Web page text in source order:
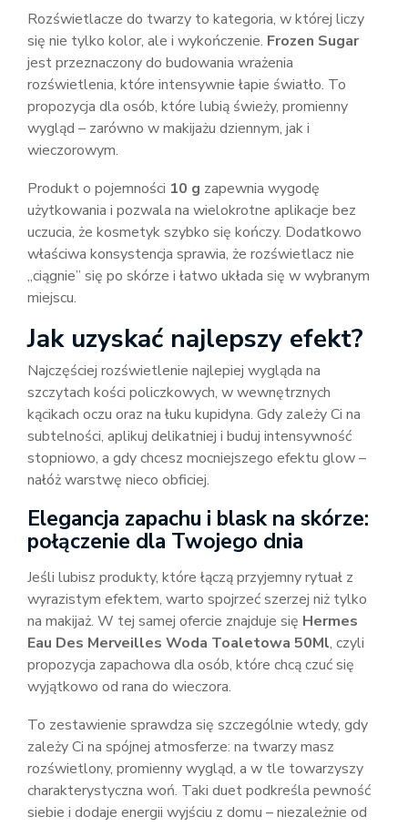
Rozświetlacze do twarzy to kategoria, w której liczy
się nie tylko kolor, ale i wykończenie. Frozen Sugar
jest przeznaczony do budowania wrażenia
rozświetlenia, które intensywnie łapie światło. To
propozycja dla osób, które lubią świeży, promienny
wygląd – zarówno w makijażu dziennym, jak i
wieczorowym.
Produkt o pojemności 10 g zapewnia wygodę
użytkowania i pozwala na wielokrotne aplikacje bez
uczucia, że kosmetyk szybko się kończy. Dodatkowo
właściwa konsystencja sprawia, że rozświetlacz nie
„ciągnie” się po skórze i łatwo układa się w wybranym
miejscu.
Jak uzyskać najlepszy efekt?
Najczęściej rozświetlenie najlepiej wygląda na
szczytach kości policzkowych, w wewnętrznych
kącikach oczu oraz na łuku kupidyna. Gdy zależy Ci na
subtelności, aplikuj delikatniej i buduj intensywność
stopniowo, a gdy chcesz mocniejszego efektu glow –
nałóż warstwę nieco obficiej.
Elegancja zapachu i blask na skórze:
połączenie dla Twojego dnia
Jeśli lubisz produkty, które łączą przyjemny rytuał z
wyrazistym efektem, warto spojrzeć szerzej niż tylko
na makijaż. W tej samej ofercie znajduje się Hermes
Eau Des Merveilles Woda Toaletowa 50Ml, czyli
propozycja zapachowa dla osób, które chcą czuć się
wyjątkowo od rana do wieczora.
To zestawienie sprawdza się szczególnie wtedy, gdy
zależy Ci na spójnej atmosferze: na twarzy masz
rozświetlony, promienny wygląd, a w tle towarzyszy
charakterystyczna woń. Taki duet podkreśla pewność
siebie i dodaje energii wyjściu z domu – niezależnie od